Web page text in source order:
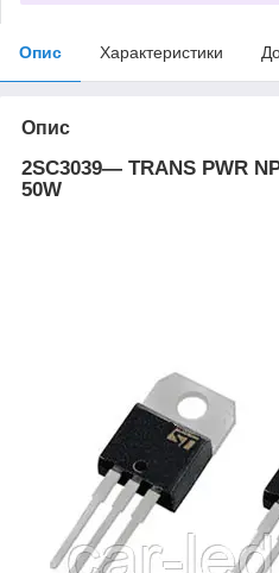
Опис Характеристики
Опис
2SC3039— TRANS PWR
50W